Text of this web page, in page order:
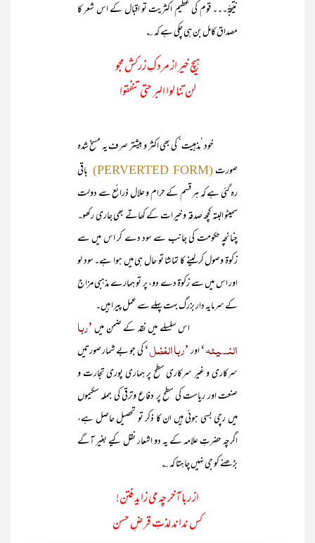
نتیجۃً۔۔۔ قوم کی عظیم اکثریت تو اقبال کے اس شعر کا
مصداق کامل بن ہی چکی ہے کہ ؎
ہیچ خیر از مردکِ زرکش مجو
لن تنا لوا البر حتی تنفقوا
خود ’مذہبیت‘ کی بھی اکثر و بیشتر صرف یہ مسخ شدہ
صورت(PERVERTED FORM)
باقی
رہ گئی ہے کہ ہر قسم کے حرام و حلال ذرائع سے دولت
سمیٹو البتہ کچھ صدقہ و خیرات کے کھاتے بھی جاری رکھو۔
چنانچہ حکومت کی جانب سے سود دے کر اس میں سے
زکوۃ وصول کرلینے کا تماشا تو حال ہی میں ہوا ہے۔ سود لو
اور اس میں سے زکوۃ دے دو، پر تو ہمارے مذہبی مزاج
کے سرمایہ دار بزرگ بہت پہلے سے عمل پیرا ہیں۔
اس سلسلے میں نقد کے ضمن میں’ربا
النسیئہ‘اور’ربا الفضل‘کی جو بے شمار صورتیں
سرکاری و غیر سرکاری سطح پر ہماری پوری تجارت و
صنعت اور ریاست کی سطح پر دفاع وترقی کی جملہ سکیموں
میں رچی بسی ہوئی ہیں ان کا ذکر تو تحصیل حاصل ہے،
اگرچہ حضرتِ علامہ کے یہ دو اشعار نقل کیے بغیر آگے
بڑھنے کو جی نہیں چاہتا کہ ؎
از ربا آخر چہ می زاید فتن!
کس نداند لذتِ قرضِ حسن